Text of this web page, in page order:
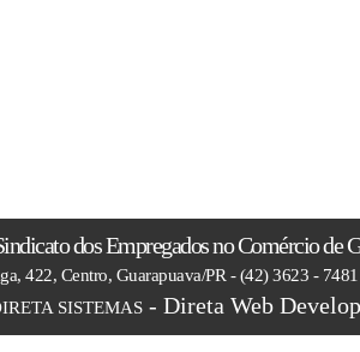
dos Empregados no Comércio de
422, Centro, Guarapuava/PR - (42) 3623 -
SISTEMAS- Direta Web